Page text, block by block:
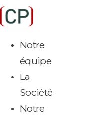
Aller
au
Notre
équipe
La
Société
Notre